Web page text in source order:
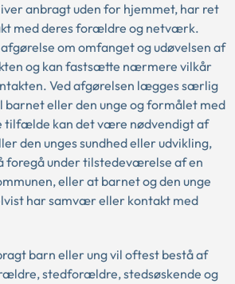
anbragt uden for hjemmet, har ret
med deres forældre og netværk.
om omfanget og udøvelsen af
og kan fastsætte nærmere vilkår
Ved afgørelsen lægges særlig
eller den unge og formålet med
tilfælde kan det være nødvendigt af
den unges sundhed eller udvikling,
foregå under tilstedeværelse af en
eller at barnet og den unge
har samvær eller kontakt med
barn eller ung vil oftest bestå af
stedforældre, stedsøskende og